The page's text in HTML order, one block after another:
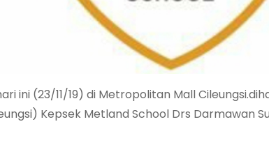
ini (23/11/19) di Metropolitan Mall
Kepsek Metland School Drs Darmawan